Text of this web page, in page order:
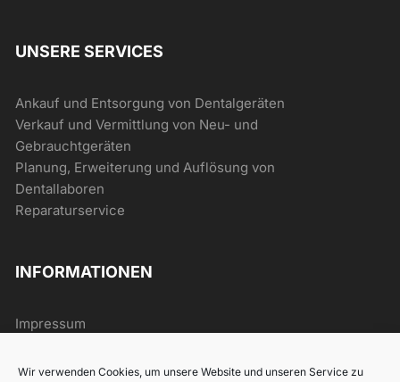
Wir verwenden Cookies, um unsere Website und unseren Service zu
UNSERE SERVICES
Ankauf und Entsorgung von Dentalgeräten
Verkauf und Vermittlung von Neu- und
Gebrauchtgeräten
Planung, Erweiterung und Auflösung von
Dentallaboren
Reparaturservice
INFORMATIONEN
Impressum
Datenschutz